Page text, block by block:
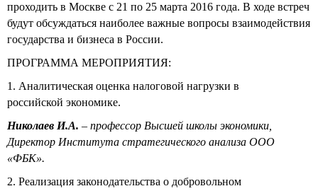
проходить в Москве с 21 по 25 марта 2016 года. В ходе встреч
будут обсуждаться наиболее важные вопросы взаимодействия
государства и бизнеса в России.
ПРОГРАММА МЕРОПРИЯТИЯ:
1. Аналитическая оценка налоговой нагрузки в
российской экономике.
Николаев И.А. – профессор Высшей школы экономики,
Директор Института стратегического анализа ООО
«ФБК».
2. Реализация законодательства о добровольном